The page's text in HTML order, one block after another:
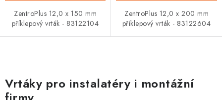
ZentroPlus 12,0 x 150 mm
příklepový vrták - 83122104
ZentroPlus 12,0 x 200 mm
příklepový vrták - 83122604
v
l
Vrtáky pro instalatéry i montážní